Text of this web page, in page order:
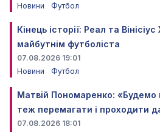
Новини
Футбол
Кінець історії: Реал та
майбутнім футболіста
07.08.2026 19:01
Новини
Футбол
Матвій Пономаренко: «Будемо
теж перемагати і проходити
07.08.2026 18:01